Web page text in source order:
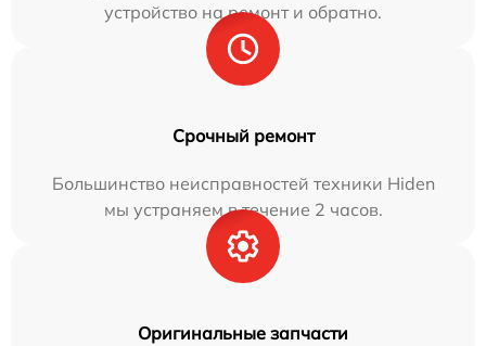
устройство на ремонт и обратно.
Срочный ремонт
Большинство неисправностей техники Hiden
мы устраняем в течение 2 часов.
Оригинальные запчасти